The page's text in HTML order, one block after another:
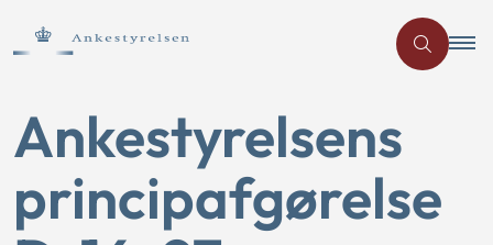
Ankestyrelsens
principafgørelse